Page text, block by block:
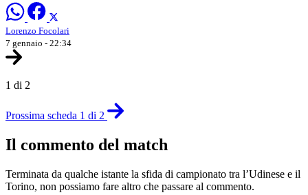
Lorenzo Focolari
7 gennaio - 22:34
1 di 2
Prossima scheda 1 di 2
Il commento del match
Terminata da qualche istante la sfida di campionato tra l’Udinese e il
Torino, non possiamo fare altro che passare al commento.